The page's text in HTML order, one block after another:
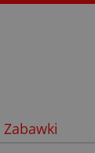
Zabawki